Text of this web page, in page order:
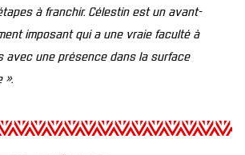
à franchir. Célestin est un avant-
imposant qui a une vraie faculté à
avec une présence dans la surface
».